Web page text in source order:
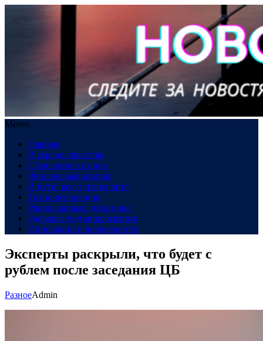
Меню
Главная
В сердце общества
Созидание и рынок
Финансовый компас
В пути: все о транспорте
Техно-революция
Рынок жилья в динамике
Здоровье под микроскопом
Инновации и возможности
Эксперты раскрыли, что будет с
рублем после заседания ЦБ
РазноеAdmin